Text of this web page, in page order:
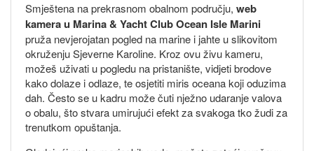
Smještena na prekrasnom obalnom području, web
kamera u Marina & Yacht Club Ocean Isle Marini
pruža nevjerojatan pogled na marine i jahte u slikovitom
okruženju Sjeverne Karoline. Kroz ovu živu kameru,
možeš uživati u pogledu na pristanište, vidjeti brodove
kako dolaze i odlaze, te osjetiti miris oceana koji oduzima
dah. Često se u kadru može čuti nježno udaranje valova
o obalu, što stvara umirujući efekt za svakoga tko žudi za
trenutkom opuštanja.